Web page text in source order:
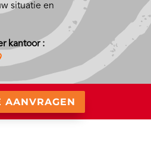
situatie en
kantoor :
AANVRAGEN